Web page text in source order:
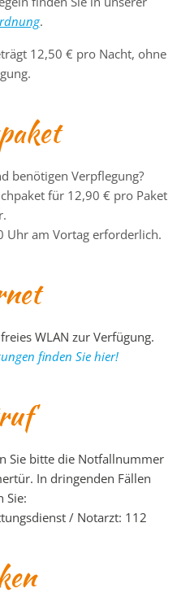
.
12,50 € pro Nacht, ohne
benötigen Verpflegung?
für 12,90 € pro Paket
Uhr am Vortag erforderlich.
WLAN zur Verfügung.
finden Sie hier!
Sie bitte die Notfallnummer
In dringenden Fällen
Sie:
/ Notarzt: 112